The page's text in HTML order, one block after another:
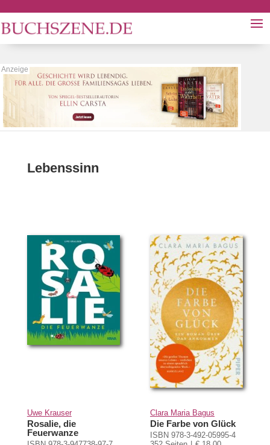
Lebenssinn
Uwe Krauser
Rosalie, die
Feuerwanze
Clara Maria Bagus
Die Farbe von Glück
ISBN 978-3-492-05995-4